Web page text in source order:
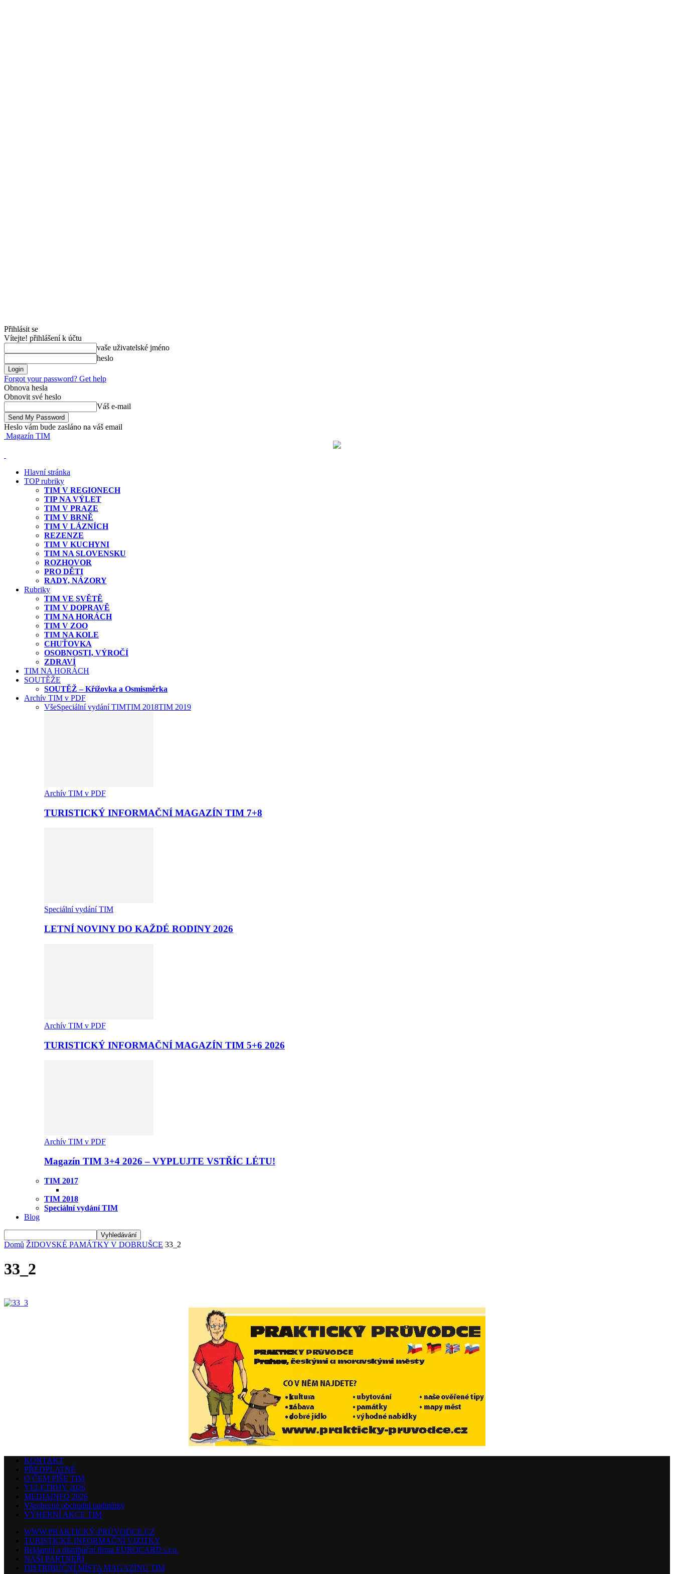
Přihlásit se
Vítejte! přihlášení k účtu
vaše uživatelské jméno
heslo
Forgot your password? Get help
Obnova hesla
Obnovit své heslo
Váš e-mail
Heslo vám bude zasláno na váš email
Magazín TIM
Hlavní stránka
TOP rubriky
TIM V REGIONECH
TIP NA VÝLET
TIM V PRAZE
TIM V BRNĚ
TIM V LÁZNÍCH
REZENZE
TIM V KUCHYNI
TIM NA SLOVENSKU
ROZHOVOR
PRO DĚTI
RADY, NÁZORY
Rubriky
TIM VE SVĚTĚ
TIM V DOPRAVĚ
TIM NA HORÁCH
TIM V ZOO
TIM NA KOLE
CHUŤOVKA
OSOBNOSTI, VÝROČÍ
ZDRAVÍ
TIM NA HORÁCH
SOUTĚŽE
SOUTĚŽ – Křížovka a Osmisměrka
Archív TIM v PDF
VšeSpeciální vydání TIMTIM 2018TIM 2019
Archív TIM v PDF
TURISTICKÝ INFORMAČNÍ MAGAZÍN TIM 7+8
Speciální vydání TIM
LETNÍ NOVINY DO KAŽDÉ RODINY 2026
Archív TIM v PDF
TURISTICKÝ INFORMAČNÍ MAGAZÍN TIM 5+6 2026
Archív TIM v PDF
Magazín TIM 3+4 2026 – VYPLUJTE VSTŘÍC LÉTU!
TIM 2017
TIM 2018
Speciální vydání TIM
Blog
Domů ŽIDOVSKÉ PAMÁTKY V DOBRUŠCE 33_2
33_2
KONTAKT
PŘEDPLATNÉ
O ČEM PÍŠE TIM
VELETRHY 2026
MEDIAINFO 2026
Všeobecné obchodní podmínky
VÝHERNÍ AKCE TIM
WWW.PRAKTICKÝ-PRŮVODCE.CZ
TURISTICKÉ INFORMAČNÍ VIZITKY
Reklamní a distribuční firma EUROCARD s.r.o.
NAŠI PARTNEŘI
DISTRIBUČNÍ MÍSTA MAGAZÍNU TIM